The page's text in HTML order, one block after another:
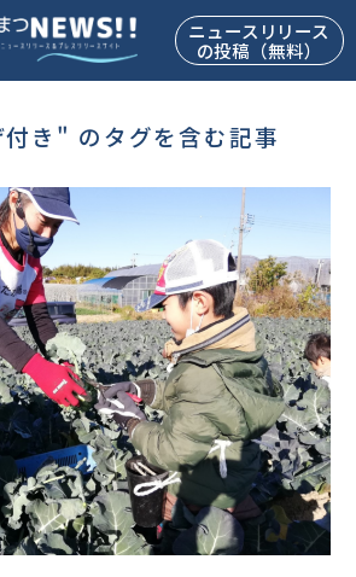
ニュースリリース
の投稿（無料）
き" のタグを含む記事